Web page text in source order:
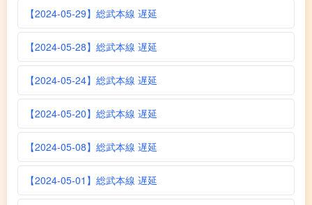
【2024-05-29】総武本線 遅延
【2024-05-28】総武本線 遅延
【2024-05-24】総武本線 遅延
【2024-05-20】総武本線 遅延
【2024-05-08】総武本線 遅延
【2024-05-01】総武本線 遅延